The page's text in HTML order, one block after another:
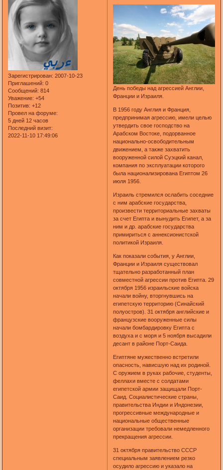
Зарегистрирован: 2007-10-23
Приглашений: 0
Сообщений: 814
Уважение: +54
Позитив: +12
Провел на форуме:
5 дней 12 часов
Последний визит:
2022-11-10 17:49:06
День победы над агрессией Англии,
Франции и Израиля.
В 1956 году Англия и Франция,
предпринимая агрессию, имели целью
утвердить свое господство на
Арабском Востоке, подорванное
национально-освободительным
движением, а также захватить
вооруженной силой Суэцкий канал,
компания по эксплуатации которого
была национализирована Египтом 26
июля 1956.
Израиль стремился ослабить соседние
с ним арабские государства,
произвести территориальные захваты
за счет Египта и вынудить Египет, а за
ним и др. арабские государства
примириться с аннексионистской
политикой Израиля.
Как показали события, у Англии,
Франции и Израиля существовал
тщательно разработанный план
совместной агрессии против Египта. 29
октября 1956 израильские войска
начали войну, вторгнувшись на
египетскую территорию (Синайский
полуостров). 31 октября английские и
французские вооруженные силы
начали бомбардировку Египта с
воздуха и с моря и 5 ноября высадили
десант в районе Порт-Саида.
Египтяне мужественно встретили
опасность, нависшую над их родиной.
С оружием в руках рабочие, студенты,
феллахи вместе с солдатами
египетской армии защищали Порт-
Саид. Социалистические страны,
правительства Индии и Индонезии,
прогрессивные международные и
национальные общественные
организации требовали немедленного
прекращения агрессии.
31 октября правительство СССР
специальным заявлением резко
осудило агрессию и указало на